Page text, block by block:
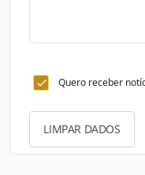
Quero receber
LIMPAR DADOS